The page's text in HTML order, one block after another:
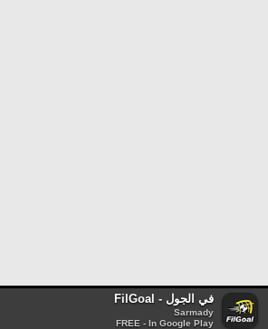
في الجول - FilGoal
Sarmady
FREE - In Google Play